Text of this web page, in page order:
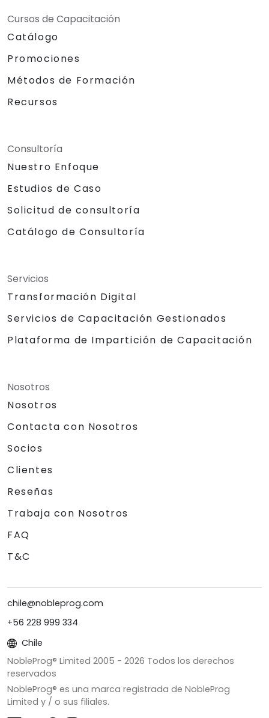
Cursos de Capacitación
Catálogo
Promociones
Métodos de Formación
Recursos
Consultoría
Nuestro Enfoque
Estudios de Caso
Solicitud de consultoría
Catálogo de Consultoría
Servicios
Transformación Digital
Servicios de Capacitación Gestionados
Plataforma de Impartición de Capacitación
Nosotros
Nosotros
Contacta con Nosotros
Socios
Clientes
Reseñas
Trabaja con Nosotros
FAQ
T&C
chile@nobleprog.com
+56 228 999 334
Chile
NobleProg® Limited 2005 - 2026 Todos los derechos
reservados
NobleProg® es una marca registrada de NobleProg
Limited y / o sus filiales.